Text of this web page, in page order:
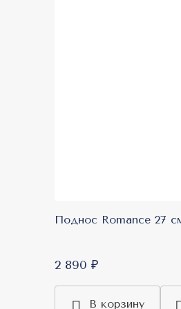
Поднос Romance 27
2 890 ₽
В корзину